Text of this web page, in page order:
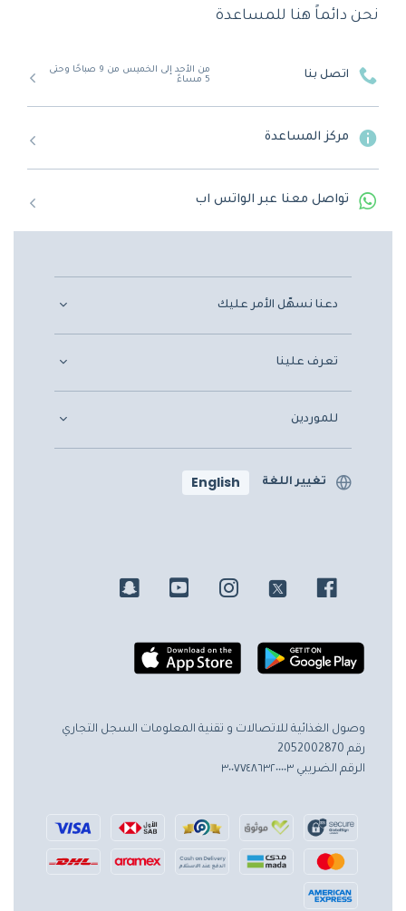
نحن دائماً هنا للمساعدة
اتصل بنا
من الأحد إلى الخميس من 9 صباحًا وحتى
5 مساءً
مركز المساعدة
تواصل معنا عبر الواتس اب
دعنا نسهّل الأمر عليك
تعرف علينا
للموردين
تغيير اللغة English
وصول الغذائية للاتصالات و تقنية المعلومات السجل التجاري
رقم 2052002870
الرقم الضريبي ٣٠٠٧٧٤٨٦٣٢٠٠٠٠٣